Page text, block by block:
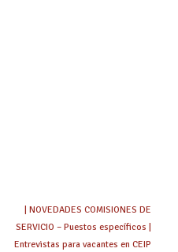
| NOVEDADES COMISIONES DE
SERVICIO – Puestos específicos |
Entrevistas para vacantes en CEIP